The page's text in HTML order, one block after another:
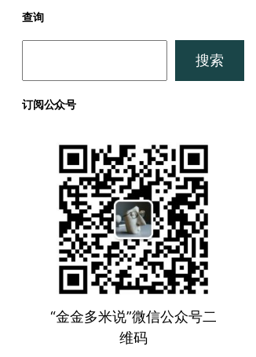
查询
搜索
订阅公众号
“金金多米说”微信公众号二
维码